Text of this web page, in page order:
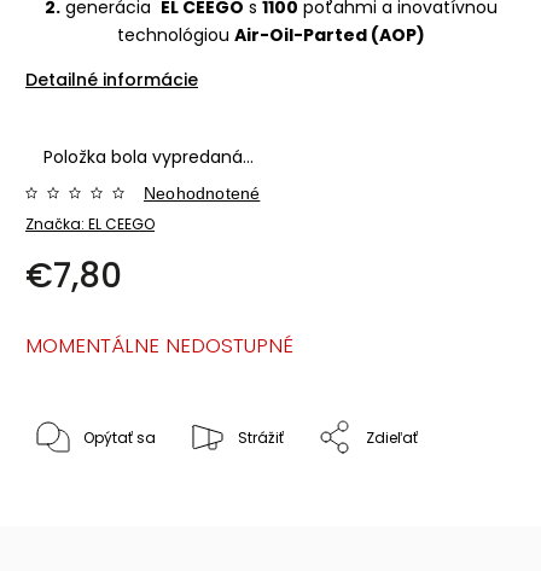
2.generácia EL CEEGO s 1100 poťahmi a inovatívnou
technológiou Air-Oil-Parted (AOP)
Detailné informácie
Položka bola vypredaná…
Značka: EL CEEGO
Neohodnotené
€7,80
MOMENTÁLNE NEDOSTUPNÉ
Opýtať sa Strážiť Zdieľať